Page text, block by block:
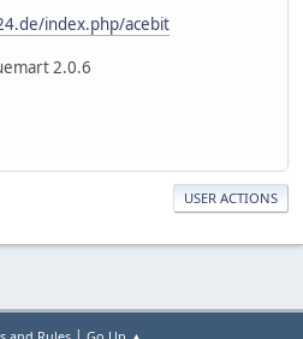
index.php/acebit
2.0.6
USER ACTIONS